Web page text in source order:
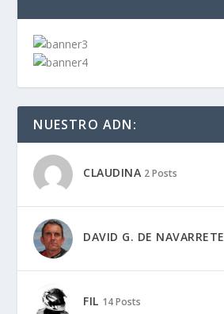
NUESTRO ADN:
CLAUDINA 2 Posts
DAVID G. DE NAVARRETE
FIL 14 Posts